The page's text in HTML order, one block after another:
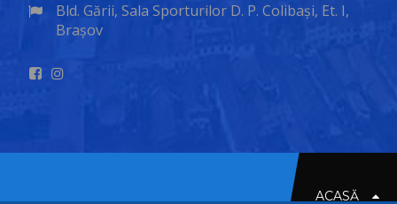
Bld. Gării, Sala Sporturilor D. P. Colibași, Et. I,
Brașov
ACASĂ